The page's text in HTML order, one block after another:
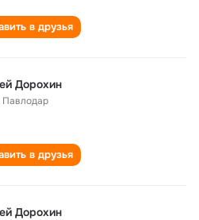
в друзья
Дорохин
Павлодар
в друзья
Дорохин